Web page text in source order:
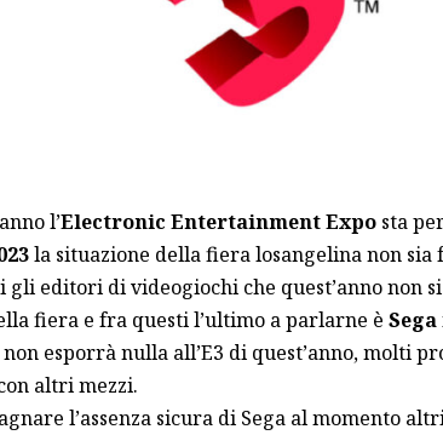
l’Electronic Entertainment Exposta
la situazione della fiera losangelina non sia
editori di videogiochi che quest’anno non
fiera e fra questi l’ultimo a parlarne è Sega
esporrà nulla all’E3 di quest’anno, molti
altri mezzi.
l’assenza sicura di Sega al momento